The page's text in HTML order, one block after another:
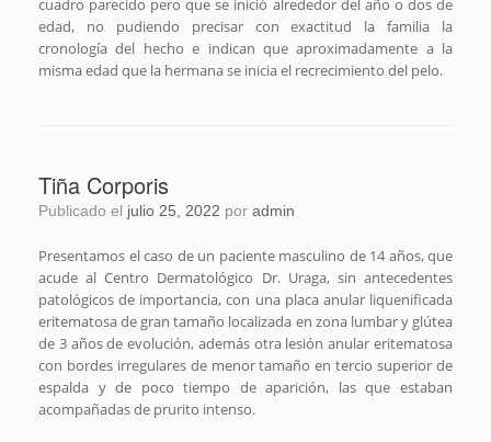
cuadro parecido pero que se inició alrededor del año o dos de
edad, no pudiendo precisar con exactitud la familia la
cronología del hecho e indican que aproximadamente a la
misma edad que la hermana se inicia el recrecimiento del pelo.
Tiña Corporis
Publicado el julio 25, 2022 por admin
Presentamos el caso de un paciente masculino de 14 años, que
acude al Centro Dermatológico Dr. Uraga, sin antecedentes
patológicos de importancia, con una placa anular liquenificada
eritematosa de gran tamaño localizada en zona lumbar y glútea
de 3 años de evolución, además otra lesión anular eritematosa
con bordes irregulares de menor tamaño en tercio superior de
espalda y de poco tiempo de aparición, las que estaban
acompañadas de prurito intenso.